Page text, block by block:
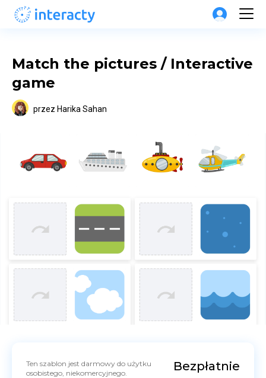
Match the pictures / Interactive
game
przez Harika Sahan
Ten szablon jest darmowy do użytku
osobistego, niekomercyjnego.
Bezpłatnie